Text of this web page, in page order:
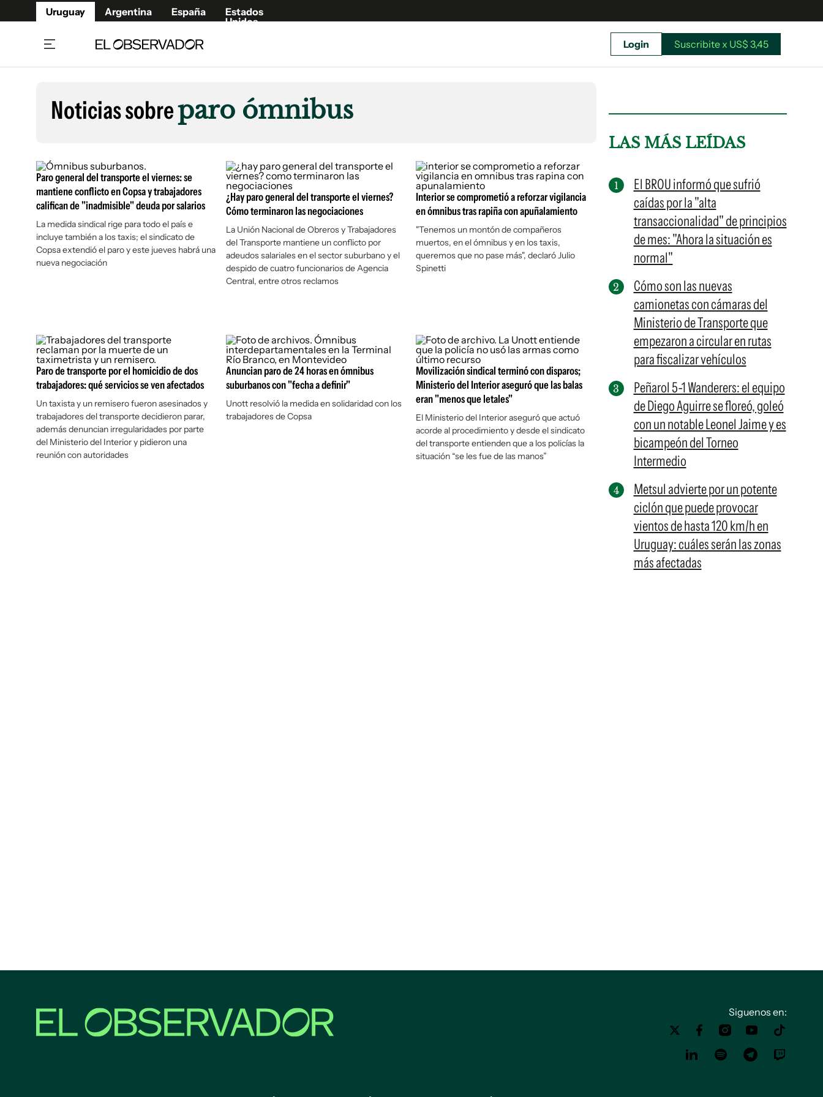
Uruguay Argentina España
Estados
Unidos
Beneficios Member
Café y Negocios
Economía y Empresas
Agro
Brand Studio
Mundo
Cultura y Espectáculos
Fúnebres
Publicaciones
Newsletters
Argentina
España
Estados Unidos
Suscribite x US$ 3,45
Login Suscribite x US$ 3,45
Noticias sobreparo ómnibus
Paro general del transporte el viernes: se
mantiene conflicto en Copsa y trabajadores
califican de "inadmisible" deuda por salarios
La medida sindical rige para todo el país e
incluye también a los taxis; el sindicato de
Copsa extendió el paro y este jueves habrá una
nueva negociación
¿Hay paro general del transporte el viernes?
Cómo terminaron las negociaciones
La Unión Nacional de Obreros y Trabajadores
del Transporte mantiene un conflicto por
adeudos salariales en el sector suburbano y el
despido de cuatro funcionarios de Agencia
Central, entre otros reclamos
Interior se comprometió a reforzar vigilancia
en ómnibus tras rapiña con apuñalamiento
"Tenemos un montón de compañeros
muertos, en el ómnibus y en los taxis,
queremos que no pase más", declaró Julio
Spinetti
Paro de transporte por el homicidio de dos
trabajadores: qué servicios se ven afectados
Un taxista y un remisero fueron asesinados y
trabajadores del transporte decidieron parar,
además denuncian irregularidades por parte
del Ministerio del Interior y pidieron una
reunión con autoridades
Anuncian paro de 24 horas en ómnibus
suburbanos con "fecha a definir"
Unott resolvió la medida en solidaridad con los
trabajadores de Copsa
Movilización sindical terminó con disparos;
Ministerio del Interior aseguró que las balas
eran "menos que letales"
El Ministerio del Interior aseguró que actuó
acorde al procedimiento y desde el sindicato
del transporte entienden que a los policías la
situación “se les fue de las manos”
LAS MÁS LEÍDAS
El BROU informó que sufrió
caídas por la "alta
transaccionalidad" de principios
de mes: "Ahora la situación es
normal"
Cómo son las nuevas
camionetas con cámaras del
Ministerio de Transporte que
empezaron a circular en rutas
para fiscalizar vehículos
Peñarol 5-1 Wanderers: el equipo
de Diego Aguirre se floreó, goleó
con un notable Leonel Jaime y es
bicampeón del Torneo
Intermedio
Metsul advierte por un potente
ciclón que puede provocar
vientos de hasta 120 km/h en
Uruguay: cuáles serán las zonas
más afectadas
Siguenos en: